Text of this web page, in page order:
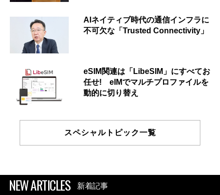
AIネイティブ時代の通信インフラに
不可欠な「Trusted Connectivity」
eSIM関連は「LibeSIM」にすべてお
任せ! eIMでマルチプロファイルを
動的に切り替え
スペシャルトピック一覧
NEW ARTICLES 新着記事